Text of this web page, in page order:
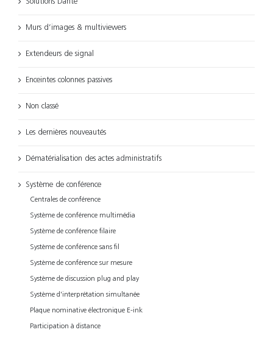
Solutions Dante
Murs d’images & multiviewers
Extendeurs de signal
Enceintes colonnes passives
Non classé
Les dernières nouveautés
Dématérialisation des actes administratifs
Système de conférence
Centrales de conférence
Système de conférence multimédia
Système de conférence filaire
Système de conférence sans fil
Système de conférence sur mesure
Système de discussion plug and play
Système d'interprétation simultanée
Plaque nominative électronique E-ink
Participation à distance